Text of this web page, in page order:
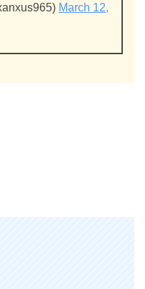
March 12,
いいねぇ。
ん、みのる、しん